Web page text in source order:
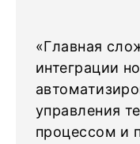
«Главная
интеграции
управления
процессом и